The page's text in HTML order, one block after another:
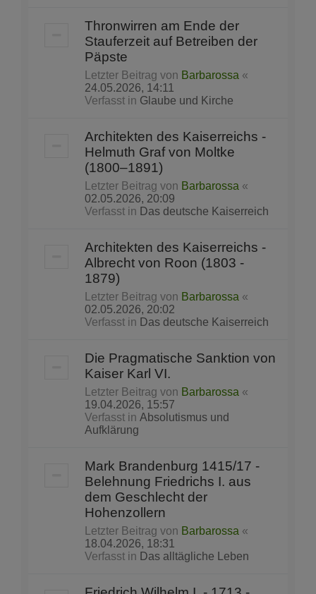
Thronwirren am Ende der
Stauferzeit auf Betreiben der
Päpste
Letzter Beitrag von Barbarossa «
24.05.2026, 14:11
Verfasst in Glaube und Kirche
Architekten des Kaiserreichs -
Helmuth Graf von Moltke
(1800–1891)
Letzter Beitrag von Barbarossa «
02.05.2026, 20:09
Verfasst in Das deutsche Kaiserreich
Architekten des Kaiserreichs -
Albrecht von Roon (1803 -
1879)
Letzter Beitrag von Barbarossa «
02.05.2026, 20:02
Verfasst in Das deutsche Kaiserreich
Die Pragmatische Sanktion von
Kaiser Karl VI.
Letzter Beitrag von Barbarossa «
19.04.2026, 15:57
Verfasst in Absolutismus und
Aufklärung
Mark Brandenburg 1415/17 -
Belehnung Friedrichs I. aus
dem Geschlecht der
Hohenzollern
Letzter Beitrag von Barbarossa «
18.04.2026, 18:31
Verfasst in Das alltägliche Leben